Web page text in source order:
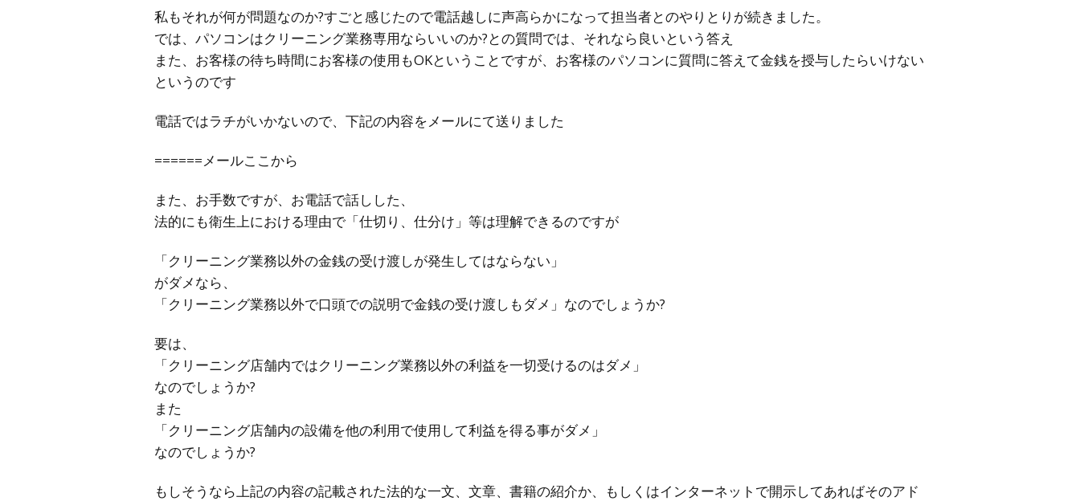
私もそれが何が問題なのか?すごと感じたので電話越しに声高らかになって担当者とのやりとりが続きました。
では、パソコンはクリーニング業務専用ならいいのか?との質問では、それなら良いという答え
また、お客様の待ち時間にお客様の使用もOKということですが、お客様のパソコンに質問に答えて金銭を授与したらいけない
というのです
電話ではラチがいかないので、下記の内容をメールにて送りました
======メールここから
また、お手数ですが、お電話で話しした、
法的にも衛生上における理由で「仕切り、仕分け」等は理解できるのですが
「クリーニング業務以外の金銭の受け渡しが発生してはならない」
がダメなら、
「クリーニング業務以外で口頭での説明で金銭の受け渡しもダメ」なのでしょうか?
要は、
「クリーニング店舗内ではクリーニング業務以外の利益を一切受けるのはダメ」
なのでしょうか?
また
「クリーニング店舗内の設備を他の利用で使用して利益を得る事がダメ」
なのでしょうか?
もしそうなら上記の内容の記載された法的な一文、文章、書籍の紹介か、もしくはインターネットで開示してあればそのアド